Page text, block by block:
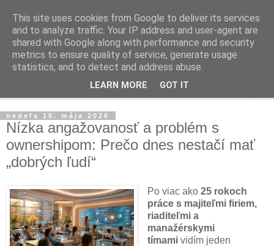
Ako riadiť firmu
Praktické tipy pre podnikanie, riadenie ľudí a firiem
nedeľa 10. mája 2026
Nízka angažovanosť a problém s
ownershipom: Prečo dnes nestačí mať
„dobrých ľudí“
Po viac ako 25 rokoch
práce s majiteľmi firiem,
riaditeľmi a
manažérskymi
tímami vidím jeden
This site uses cookies from Google to deliver its services
and to analyze traffic. Your IP address and user-agent are
shared with Google along with performance and security
metrics to ensure quality of service, generate usage
statistics, and to detect and address abuse.
LEARN MORE GOT IT